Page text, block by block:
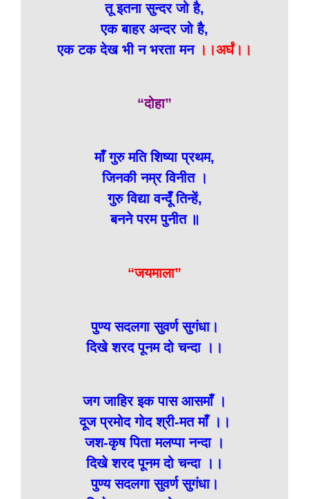
तू इतना सुन्दर जो है,
एक बाहर अन्दर जो है,
एक टक देख भी न भरता मन।।अर्घं।।
“दोहा”
माँ गुरु मति शिष्या प्रथम,
जिनकी नम्र विनीत ।
गुरु विद्या वन्दूँ तिन्हें,
बनने परम पुनीत ॥
“जयमाला”
पुण्य सदलगा सुवर्ण सुगंधा।
दिखे शरद पूनम दो चन्दा ।।
जग जाहिर इक पास आसमाँ ।
दूज प्रमोद गोद श्री-मत माँ ।।
जश-कृष पिता मलप्पा नन्दा ।
दिखे शरद पूनम दो चन्दा ।।
पुण्य सदलगा सुवर्ण सुगंधा।